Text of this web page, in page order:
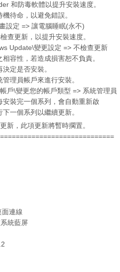
和防毒軟體以提升安裝速度。
待命，以避免錯誤。
設定 => 讓電腦睡眠(永不)
查更新，以提升安裝速度。
Update\變更設定 => 不檢查更新
容性，若造成損害恕不負責。
定是否安裝。
理員帳戶來進行安裝。
戶\變更您的帳戶類型 => 系統管理員
裝完一個系列，會自動重新啟
一個系列以繼續更新。
新，此項更新將暫時擱置。
連線
統藍屏